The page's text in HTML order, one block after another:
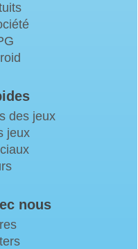
des jeux
jeux
nous